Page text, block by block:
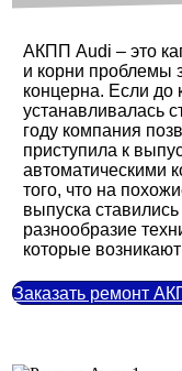
АКПП Audi – это
и корни проблемы
концерна. Если до
устанавливалась
году компания
приступила к
автоматическими
того, что на
выпуска
разнообразие
которые
Заказать ремонт